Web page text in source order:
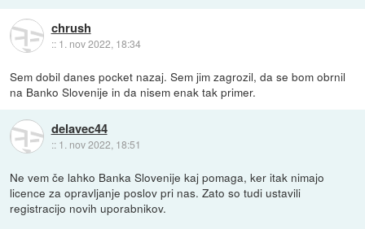
chrush
:: 1. nov 2022, 18:34
Sem dobil danes pocket nazaj. Sem jim zagrozil, da se bom obrnil
na Banko Slovenije in da nisem enak tak primer.
delavec44
:: 1. nov 2022, 18:51
Ne vem če lahko Banka Slovenije kaj pomaga, ker itak nimajo
licence za opravljanje poslov pri nas. Zato so tudi ustavili
registracijo novih uporabnikov.